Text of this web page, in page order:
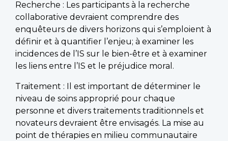
Recherche : Les participants à la recherche
collaborative devraient comprendre des
enquêteurs de divers horizons qui s’emploient à
définir et à quantifier l’enjeu; à examiner les
incidences de l’IS sur le bien-être et à examiner
les liens entre l’IS et le préjudice moral.
Traitement : Il est important de déterminer le
niveau de soins approprié pour chaque
personne et divers traitements traditionnels et
novateurs devraient être envisagés. La mise au
point de thérapies en milieu communautaire